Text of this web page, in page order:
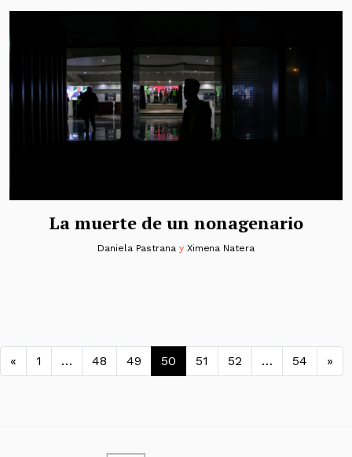
La muerte de un nonagenario
Daniela Pastranay Ximena Natera
de entradas
« 1 … 48 49 50 51 52 … 54 »